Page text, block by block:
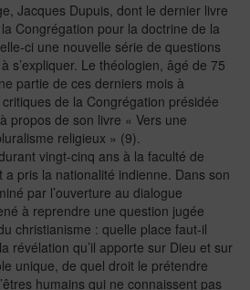
Jacques Dupuis, dont le dernier livre
Congrégation pour la doctrine de la
ci une nouvelle série de questions
s’expliquer. Le théologien, âgé de 75
partie de ces derniers mois à
de la Congrégation présidée
propos de son livre « Vers une
religieux » (9).
vingt-cinq ans à la faculté de
pris la nationalité indienne. Dans son
par l’ouverture au dialogue
à reprendre une question jugée
christianisme : quelle place faut-il
révélation qu’il apporte sur Dieu et sur
unique, de quel droit le prétendre
humains qui ne connaissent pas